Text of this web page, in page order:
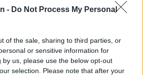
- Do Not Process My Personal
of the sale, sharing to third parties, or
or sensitive information for
by us, please use the below opt-out
selection. Please note that after your
akit nem védett meg senki –
Gyilkosság a Garda-tónál 12.